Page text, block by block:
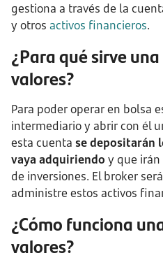
gestiona a través de la
y otros activos financieros.
¿Para qué sirve
valores?
Para poder operar en bolsa
intermediario y abrir con él
esta cuenta se depositarán
vaya adquiriendo y que
de inversiones. El broker
administre estos activos
¿Cómo funciona
valores?